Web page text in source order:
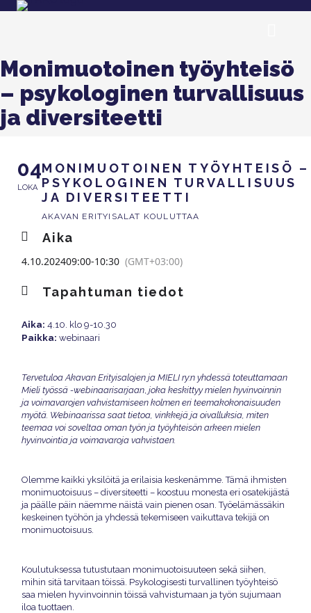
Monimuotoinen työyhteisö
– psykologinen turvallisuus
ja diversiteetti
04
LOKA
MONIMUOTOINEN TYÖYHTEISÖ –
PSYKOLOGINEN TURVALLISUUS
JA DIVERSITEETTI
AKAVAN ERITYISALAT KOULUTTAA
Aika
4.10.202409:00-10:30 (GMT+03:00)
Tapahtuman tiedot
Aika: 4.10. klo 9-10.30
Paikka: webinaari
Tervetuloa Akavan Erityisalojen ja MIELI ry:n yhdessä toteuttamaan
Mieli työssä -webinaarisarjaan, joka keskittyy mielen hyvinvoinnin
ja voimavarojen vahvistamiseen kolmen eri teemakokonaisuuden
myötä. Webinaarissa saat tietoa, vinkkejä ja oivalluksia, miten
teemaa voi soveltaa oman työn ja työyhteisön arkeen mielen
hyvinvointia ja voimavaroja vahvistaen.
Olemme kaikki yksilöitä ja erilaisia keskenämme. Tämä ihmisten
monimuotoisuus – diversiteetti – koostuu monesta eri osatekijästä
ja päälle päin näemme näistä vain pienen osan. Työelämässäkin
keskeinen työhön ja yhdessä tekemiseen vaikuttava tekijä on
monimuotoisuus.
Koulutuksessa tutustutaan monimuotoisuuteen sekä siihen,
mihin sitä tarvitaan töissä. Psykologisesti turvallinen työyhteisö
saa mielen hyvinvoinnin töissä vahvistumaan ja työn sujumaan
iloa tuottaen.